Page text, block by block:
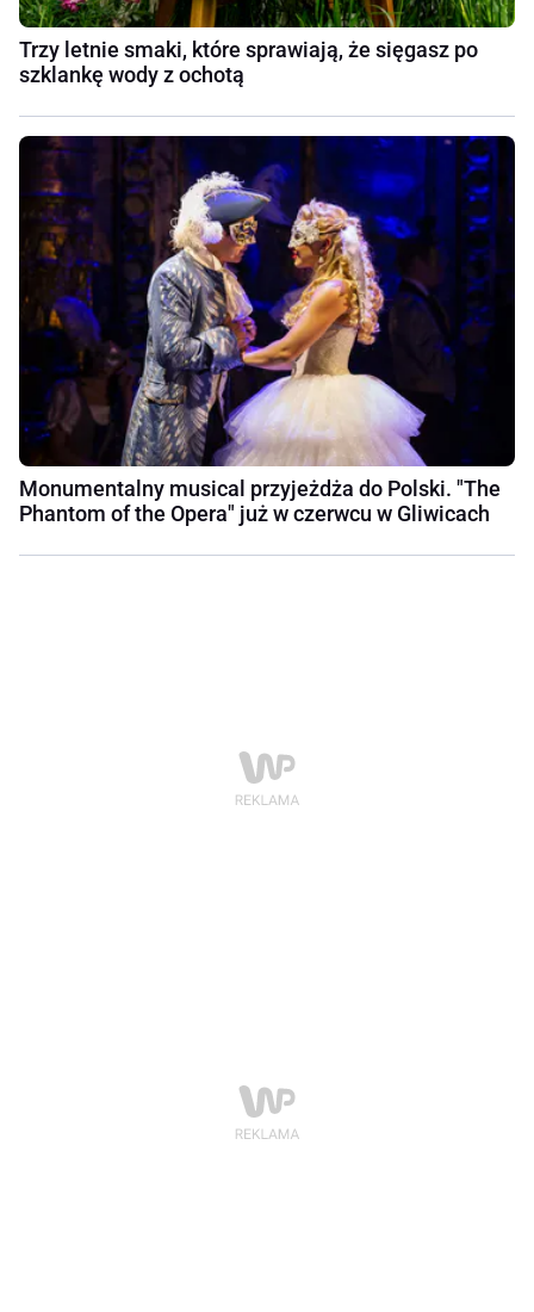
Trzy letnie smaki, które sprawiają, że sięgasz po
szklankę wody z ochotą
Monumentalny musical przyjeżdża do Polski. "The
Phantom of the Opera" już w czerwcu w Gliwicach